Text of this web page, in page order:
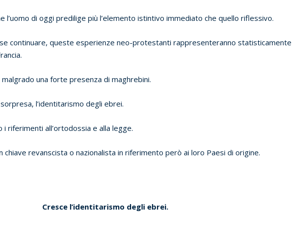
l’uomo di oggi predilige più l’elemento istintivo immediato che quello riflessivo.
continuare, queste esperienze neo-protestanti rappresenteranno statisticamente
una forte presenza di maghrebini.
l’identitarismo degli ebrei.
i riferimenti all’ortodossia e alla legge.
chiave revanscista o nazionalista in riferimento però ai loro Paesi di origine.
Cresce l’identitarismo degli ebrei.